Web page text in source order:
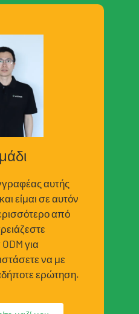
αυτής
είμαι σε αυτόν
από
για
να με
ερώτηση.